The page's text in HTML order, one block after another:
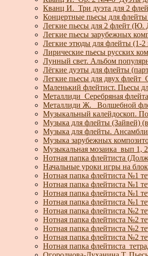
Кванц И._Три дуэта для 2
Концертные пьесы для
Легкие пьесы для 2 флейт (Ю.
Легкие пьесы зарубежных
Легкие этюды для флейты (1-2
Лирические пьесы русских
Лунный свет. Альбом
Лёгкие дуэты для флейты
Легкие пьесы для двух
Маленький флейтист. Пьесы
Металлиди_Серебряная флейта
Металлиди Ж._ Волшебной
Музыкальный калейдоскоп.
Музыка для флейты (Зайвей)
Музыка для флейты.
Музыка зарубежных
Музыкальная мозаика_вып 1, 2
Нотная папка флейтиста
Начальные уроки игры на
Нотная папка флейтиста №1
Нотная папка флейтиста №1
Нотная папка флейтиста №1
Нотная папка флейтиста №1
Нотная папка флейтиста №2
Нотная папка флейтиста №2
Нотная папка флейтиста №2
Нотная папка флейтиста №2
Нотная папка